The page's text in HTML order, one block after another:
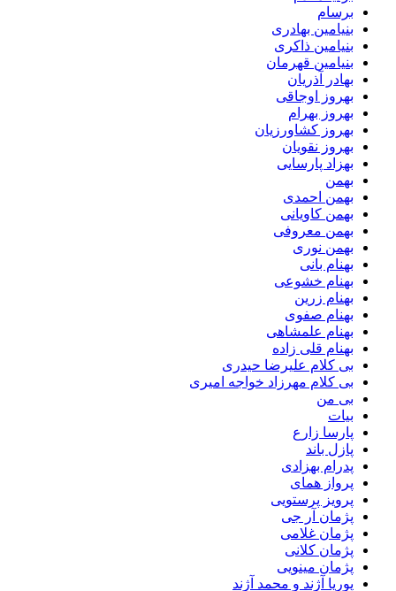
برسام
بنیامین بهادری
بنیامین ذاکری
بنیامین قهرمان
بهادر آذریان
بهروز اوجاقی
بهروز بهرام
بهروز کشاورزیان
بهروز نقویان
بهزاد پارسایی
بهمن
بهمن احمدی
بهمن کاویانی
بهمن معروفی
بهمن نوری
بهنام بانی
بهنام خشوعی
بهنام زرین
بهنام صفوی
بهنام علمشاهی
بهنام قلی زاده
بی کلام علیرضا حیدری
بی کلام مهرزاد خواجه امیری
بی من
بیات
پارسا زارع
پازل باند
پدرام بهزادی
پرواز همای
پرویز پرستویی
پژمان آر جی
پژمان غلامی
پژمان کلانی
پژمان مینویی
پوریا آژند و محمد آژند